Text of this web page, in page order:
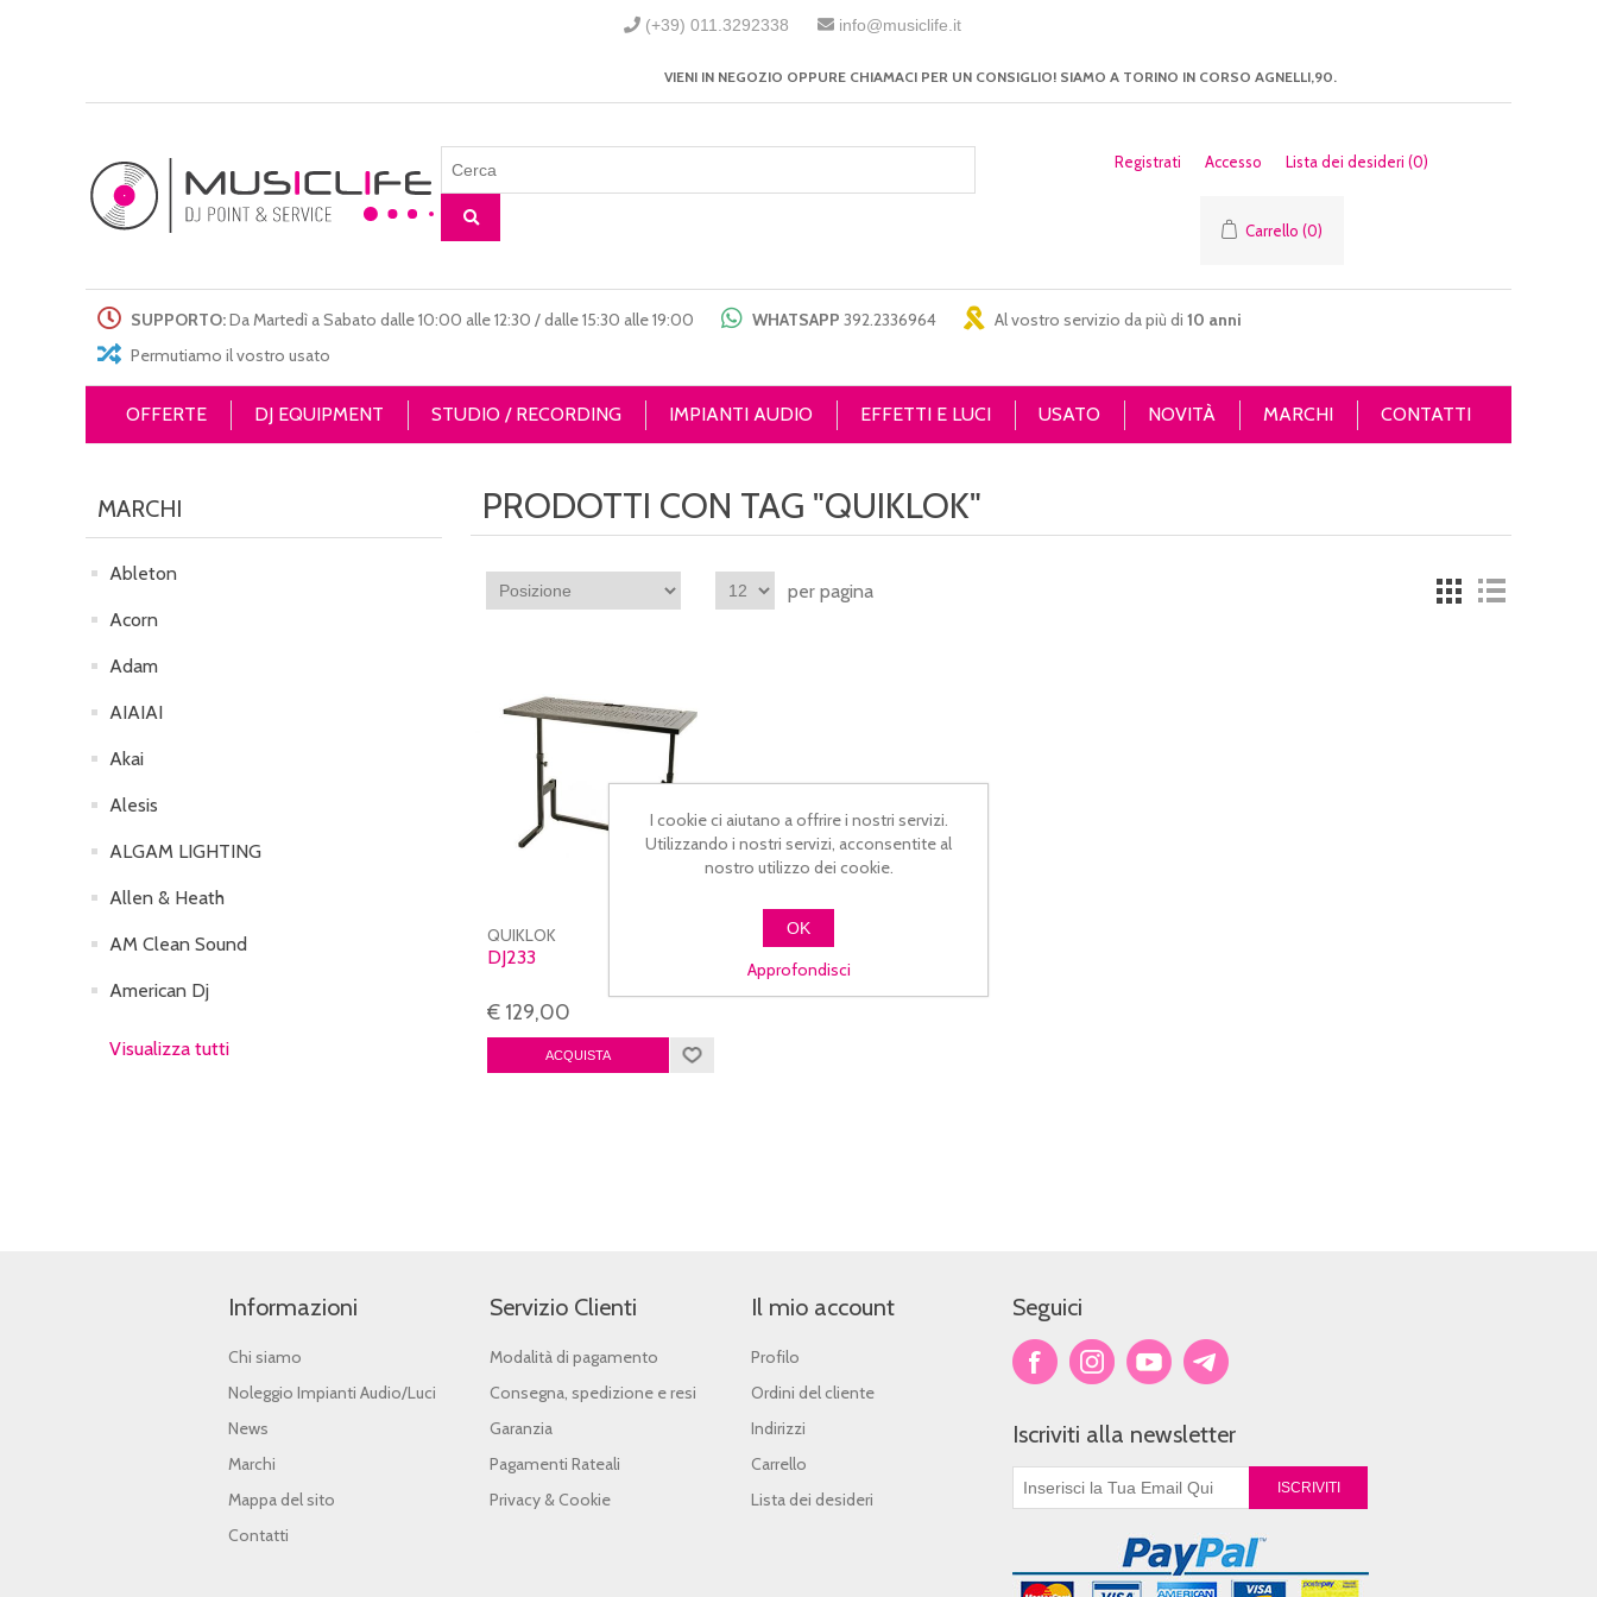
(+39) 011.3292338 info@musiclife.it
VIENI IN NEGOZIO OPPURE CHIAMACI PER UN CONSIGLIO! SIAMO A TORINO IN CORSO AGNELLI,90.
Registrati Accesso Lista dei desideri (0)
Carrello (0)
SUPPORTO:Da Martedì a Sabato dalle 10:00 alle 12:30 / dalle 15:30 alle 19:00 WHATSAPP 392.2336964 Al vostro servizio da più di 10 anni
Permutiamo il vostro usato
OFFERTE DJ EQUIPMENT STUDIO / RECORDING IMPIANTI AUDIO EFFETTI E LUCI USATO NOVITÀ MARCHI CONTATTI
PRODOTTI CON TAG "QUIKLOK"
per pagina
QUIKLOK
DJ233
€ 129,00
MARCHI
Ableton
Acorn
Adam
AIAIAI
Akai
Alesis
ALGAM LIGHTING
Allen & Heath
AM Clean Sound
American Dj
Visualizza tutti
Informazioni
Chi siamo
Noleggio Impianti Audio/Luci
News
Marchi
Mappa del sito
Contatti
Servizio Clienti
Modalità di pagamento
Consegna, spedizione e resi
Garanzia
Pagamenti Rateali
Privacy & Cookie
Il mio account
Profilo
Ordini del cliente
Indirizzi
Carrello
Lista dei desideri
Seguici
Iscriviti alla newsletter
I cookie ci aiutano a offrire i nostri servizi.
Utilizzando i nostri servizi, acconsentite al
nostro utilizzo dei cookie.
OK
Approfondisci